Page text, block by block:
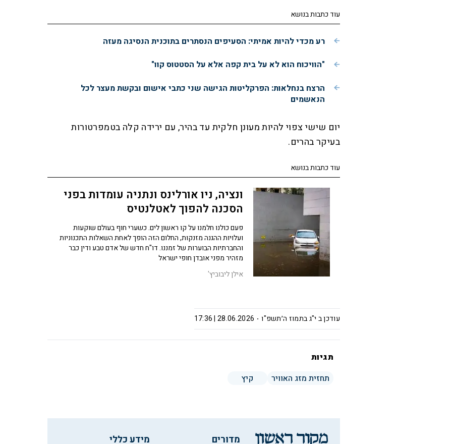
עוד כתבות בנושא
רע מכדי להיות אמיתי: הסעיפים הנסתרים בתוכנית הנסיגה מעזה
"הוויכוח הוא לא על בית קפה אלא על הסטטוס קוו"
הרצח בנחלאות: הפרקליטות הגישה שני כתבי אישום ובקשת מעצר לכל
הנאשמים
יום שישי צפוי להיות מעונן חלקית עד בהיר, עם ירידה קלה בטמפרטורות
בעיקר בהרים.
עוד כתבות בנושא
ונציה, ניו אורלינס ונתניה עומדות בפני
הסכנה להפוך לאטלנטיס
פעם כולנו חלמנו על קו ראשון לים. כשערי חוף בעולם שוקעות
ועלויות ההגנה מזנקות, החלום הזה הופך לאחת השאלות התכנוניות
והחברתיות הבוערות של זמננו. דו"ח חדש של אדם טבע ודין כבר
מזהיר מפני אובדן חופי ישראל
אילן ליבוביץ'
י"ג בתמוז ה׳תשפ"ו 28.06.2026 | 17:36 עודכן ב
תגיות
תחזית מזג האוויר
קיץ
מדורים מידע כללי